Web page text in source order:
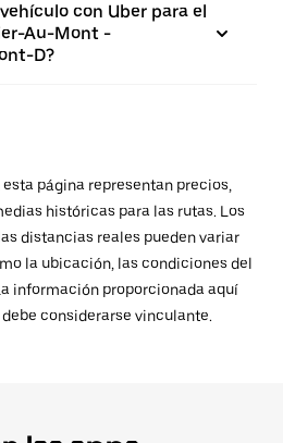
con Uber para el
Au-Mont -
D?
página representan precios,
históricas para las rutas. Los
distancias reales pueden variar
la ubicación, las condiciones del
información proporcionada aquí
considerarse vinculante.